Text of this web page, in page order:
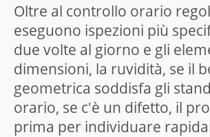
Oltre al controllo orario
eseguono ispezioni più
due volte al giorno e gli
dimensioni, la ruvidità, se il
geometrica soddisfa gli
orario, se c'è un difetto, il
prima per individuare